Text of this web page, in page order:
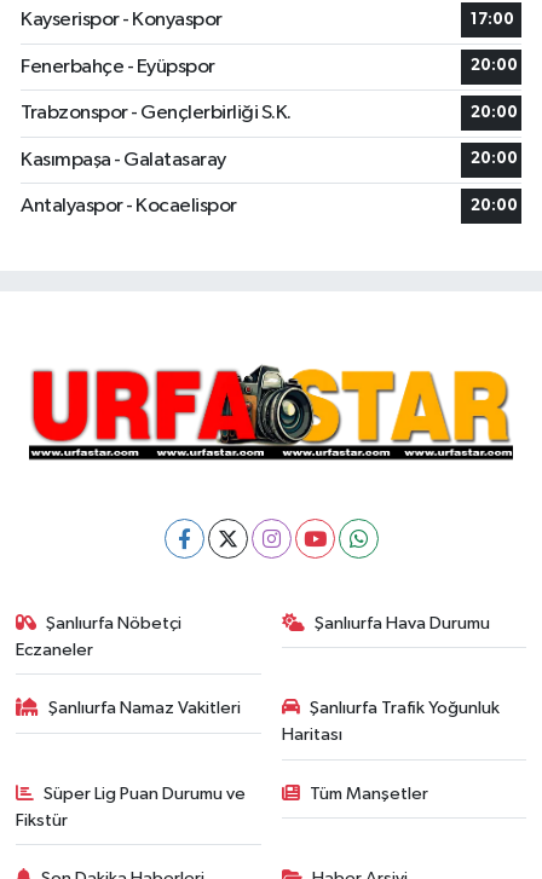
Kayserispor - Konyaspor
17:00
Fenerbahçe - Eyüpspor 20:00
Trabzonspor - Gençlerbirliği S.K. 20:00
Kasımpaşa - Galatasaray 20:00
Antalyaspor - Kocaelispor 20:00
Şanlıurfa Nöbetçi
Eczaneler
Şanlıurfa Hava Durumu
Şanlıurfa Namaz Vakitleri
Şanlıurfa Trafik Yoğunluk
Haritası
Süper Lig Puan Durumu ve
Fikstür
Tüm Manşetler